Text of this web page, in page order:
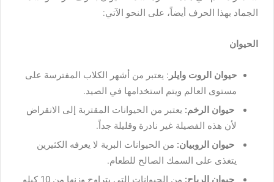
الجماد بهذا الحرف أيضاً، على النحو الآتي:
الحيوان
حيوان الروت وايلر : يعتبر من أشهر الكلاب المفترسة على
مستوى العالم ويتم استخدامها في الصيد.
حيوان الرخم: يعتبر من الحيوانات المقتربة إلى الانقراض
لأن هذه الفصيلة غير نادرة وقليلة جداً.
حيوان الروبيان: من الحيوانات البرية لا يعرفه الكثيرين
يتغذى على السمك الصالح للطعام.
حيوان الرباح:
من الحيوانات التي يتراوح وزنها من 10 كيلو